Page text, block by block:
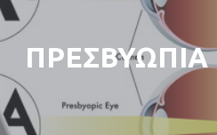
ΠΡΕΣΒΥΩΠΙΑ